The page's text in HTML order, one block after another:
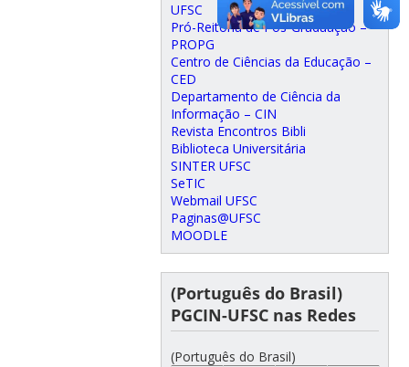
UFSC
Pró-Reitoria de Pós-Graduação –
PROPG
Centro de Ciências da Educação –
CED
Departamento de Ciência da
Informação – CIN
Revista Encontros Bibli
Biblioteca Universitária
SINTER UFSC
SeTIC
Webmail UFSC
Paginas@UFSC
MOODLE
(Português do Brasil)
PGCIN-UFSC nas Redes
(Português do Brasil)